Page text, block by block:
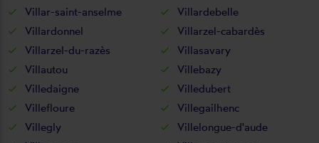
Villar-saint-anselme
Villardebelle
Villardonnel
Villarzel-cabardès
Villarzel-du-razès
Villasavary
Villautou
Villebazy
Villedaigne
Villedubert
Villefloure
Villegailhenc
Villegly
Villelongue-d'aude